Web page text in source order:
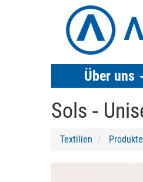
Über uns
Sols ‐
Textilien Produkte